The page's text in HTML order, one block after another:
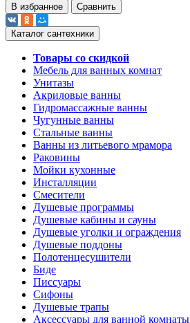
В избранное Сравнить
Каталог сантехники
Товары со скидкой
Мебель для ванных комнат
Унитазы
Акриловые ванны
Гидромассажные ванны
Чугунные ванны
Стальные ванны
Ванны из литьевого мрамора
Раковины
Мойки кухонные
Инсталляции
Смесители
Душевые программы
Душевые кабины и сауны
Душевые уголки и ограждения
Душевые поддоны
Полотенцесушители
Биде
Писсуары
Сифоны
Душевые трапы
Аксессуары для ванной комнаты